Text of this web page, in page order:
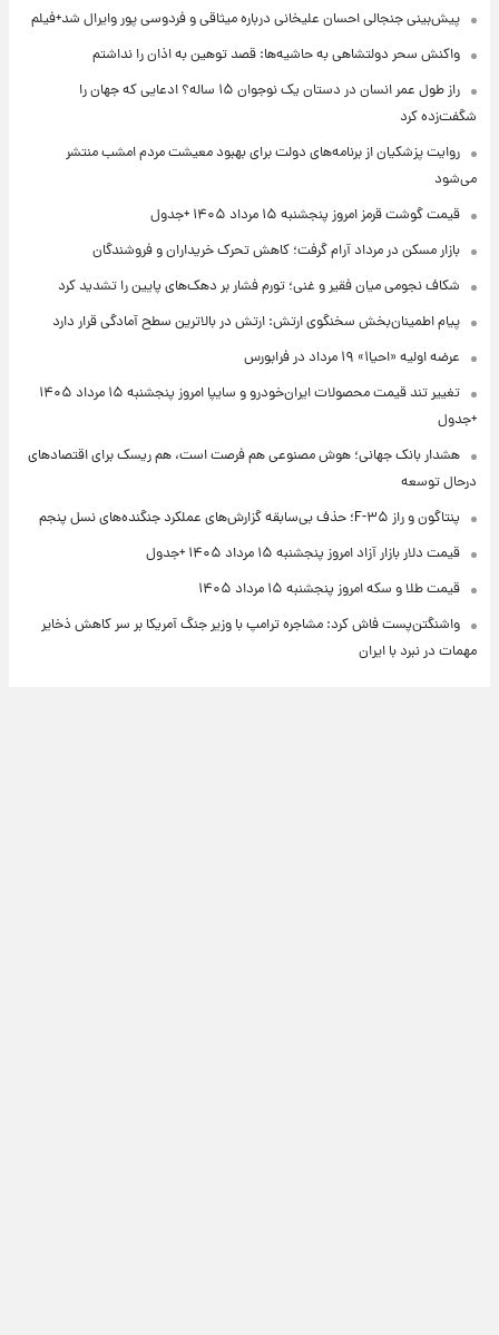
پیش‌بینی جنجالی احسان علیخانی درباره میثاقی و فردوسی پور وایرال شد+فیلم
واکنش سحر دولتشاهی به حاشیه‌ها: قصد توهین به اذان را نداشتم
راز طول عمر انسان در دستان یک نوجوان ۱۵ ساله؟ ادعایی که جهان را
شگفت‌زده کرد
روایت پزشکیان از برنامه‌های دولت برای بهبود معیشت مردم امشب منتشر
می‌شود
قیمت گوشت قرمز امروز پنجشنبه ۱۵ مرداد ۱۴۰۵ +جدول
بازار مسکن در مرداد آرام گرفت؛ کاهش تحرک خریداران و فروشندگان
شکاف نجومی میان فقیر و غنی؛ تورم فشار بر دهک‌های پایین را تشدید کرد
پیام اطمینان‌بخش سخنگوی ارتش: ارتش در بالاترین سطح آمادگی قرار دارد
عرضه اولیه «احیا۱» ۱۹ مرداد در فرابورس
تغییر تند قیمت محصولات ایران‌خودرو و سایپا امروز پنجشنبه ۱۵ مرداد ۱۴۰۵
+جدول
هشدار بانک جهانی؛ هوش مصنوعی هم فرصت است، هم ریسک برای اقتصادهای
درحال توسعه
پنتاگون و راز F-۳۵؛ حذف بی‌سابقه گزارش‌های عملکرد جنگنده‌های نسل پنجم
قیمت دلار بازار آزاد امروز پنجشنبه ۱۵ مرداد ۱۴۰۵ +جدول
قیمت طلا و سکه امروز پنجشنبه ۱۵ مرداد ۱۴۰۵
واشنگتن‌پست فاش کرد: مشاجره ترامپ با وزیر جنگ آمریکا بر سر کاهش ذخایر
مهمات در نبرد با ایران